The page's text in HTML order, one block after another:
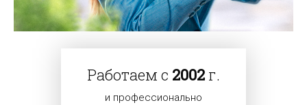
Работаем с 2002 г.
и профессионально